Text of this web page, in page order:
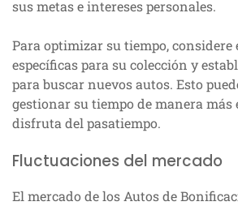
sus metas e intereses personales.
Para optimizar su tiempo, considere
específicas para su colección y
para buscar nuevos autos. Esto
gestionar su tiempo de manera
disfruta del pasatiempo.
Fluctuaciones del mercado
El mercado de los Autos de